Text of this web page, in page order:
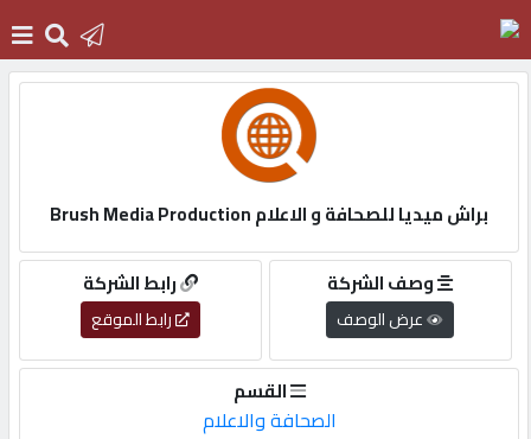
دخول
التسجيل
English
براش ميديا للصحافة و الاعلام Brush Media Production
رابط الشركة
رابط الموقع
وصف الشركة
عرض الوصف
القسم
الصحافة والاعلام